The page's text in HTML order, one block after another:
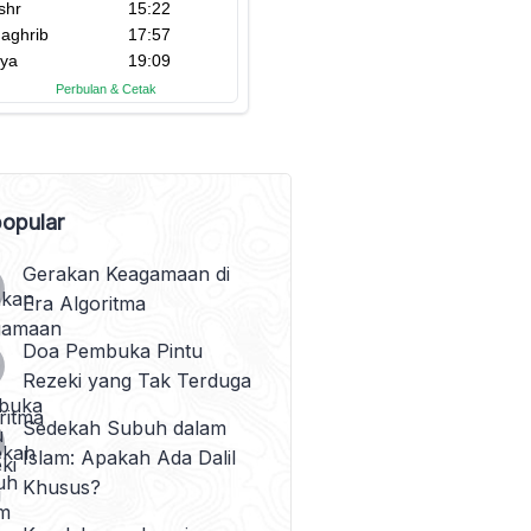
Gerakan Keagamaan di
Era Algoritma
Doa Pembuka Pintu
Rezeki yang Tak Terduga
Sedekah Subuh dalam
Islam: Apakah Ada Dalil
Khusus?